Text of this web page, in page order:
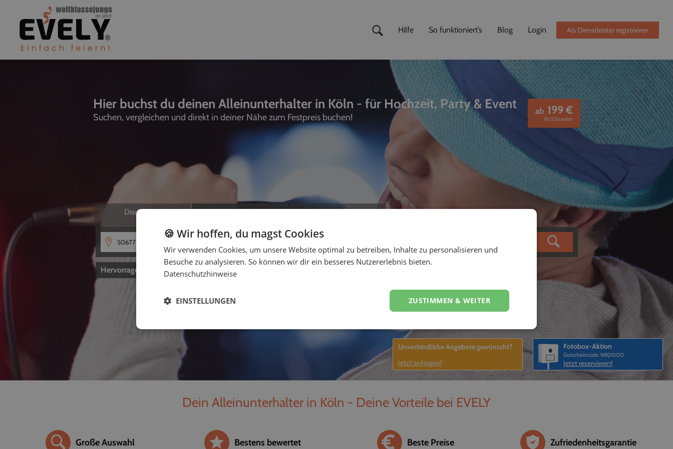
Hilfe So funktioniert’s Blog Login Als Dienstleister registrieren
Hier buchst du deinen Alleinunterhalter in Köln - für Hochzeit, Party & Event
Suchen, vergleichen und direkt in deiner Nähe zum Festpreis buchen!
ab 199€
für 5 Stunden
Discjockeys Livemusiker, Fotografen
Hervorragend von 5
Fotobox-Aktion
Gutscheincode: WKJ1000
Jetzt reservieren!
Unverbindliche Angebote gewünscht?
Jetzt anfragen!
Dein Alleinunterhalter in Köln - Deine Vorteile bei EVELY
Große Auswahl Bestens bewertet Beste Preise Zufriedenheitsgarantie
🍪 Wir hoffen, du magst Cookies
Wir verwenden Cookies, um unsere Website optimal zu betreiben, Inhalte zu personalisieren und
Besuche zu analysieren. So können wir dir ein besseres Nutzererlebnis bieten.
Datenschutzhinweise
ZUSTIMMEN & WEITER
EINSTELLUNGEN